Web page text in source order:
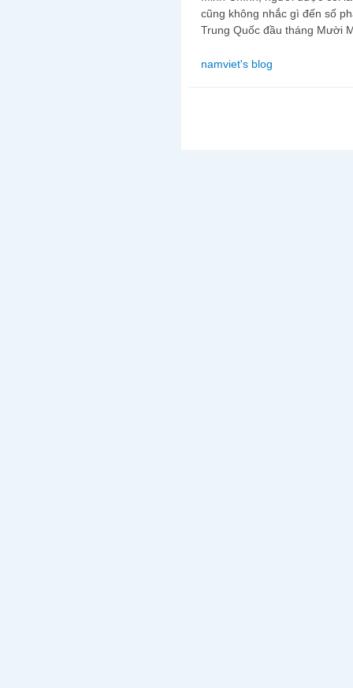
cũng không nhắc gì đến số
Trung Quốc đầu tháng Mười
namviet's blog